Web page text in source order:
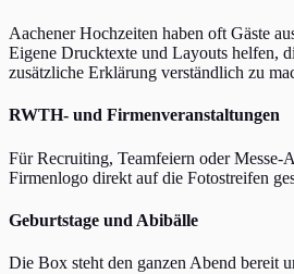
Aachener Hochzeiten haben oft Gäste
Eigene Drucktexte und Layouts helfen,
zusätzliche Erklärung verständlich zu
RWTH- und Firmenveranstaltungen
Für Recruiting, Teamfeiern oder Messe-
Firmenlogo direkt auf die Fotostreifen
Geburtstage und Abibälle
Die Box steht den ganzen Abend bereit